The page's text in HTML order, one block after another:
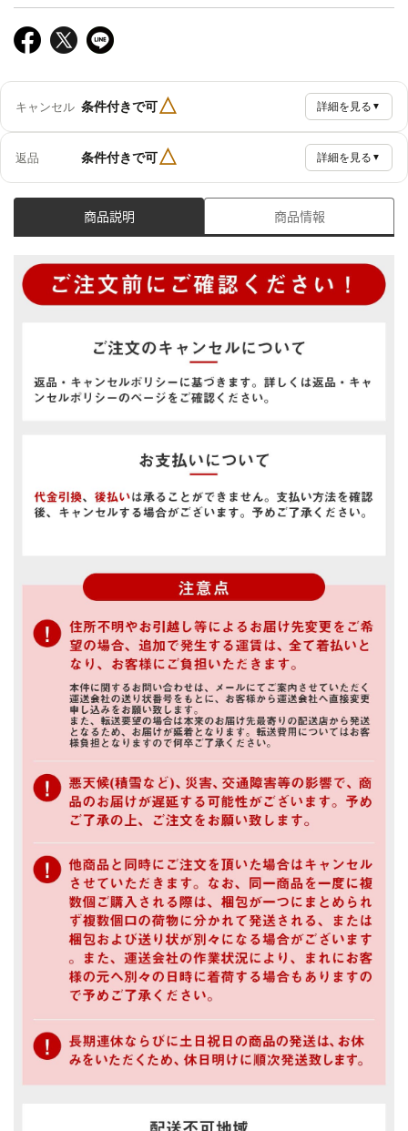
キャンセル 条件付きで可△ 詳細を見る ▼
返品 条件付きで可△ 詳細を見る ▼
商品説明 商品情報